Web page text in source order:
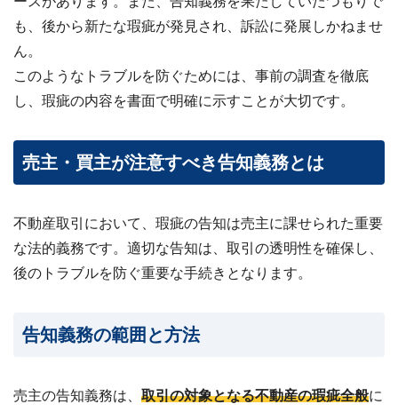
も、後から新たな瑕疵が発見され、訴訟に発展しかねませ
ん。
このようなトラブルを防ぐためには、事前の調査を徹底
し、瑕疵の内容を書面で明確に示すことが大切です。
売主・買主が注意すべき告知義務とは
不動産取引において、瑕疵の告知は売主に課せられた重要
な法的義務です。適切な告知は、取引の透明性を確保し、
後のトラブルを防ぐ重要な手続きとなります。
告知義務の範囲と方法
売主の告知義務は、 取引の対象となる不動産の瑕疵全般に